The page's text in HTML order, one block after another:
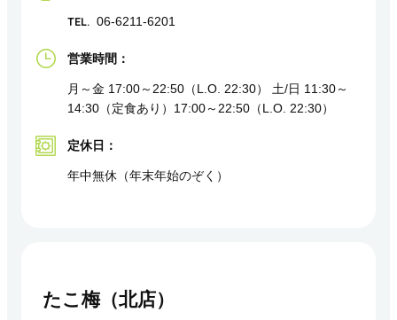
TEL. 06-6211-6201
営業時間：
月～金 17:00～22:50（L.O. 22:30） 土/日 11:30～
14:30（定食あり）17:00～22:50（L.O. 22:30）
定休日：
年中無休（年末年始のぞく）
たこ梅（北店）